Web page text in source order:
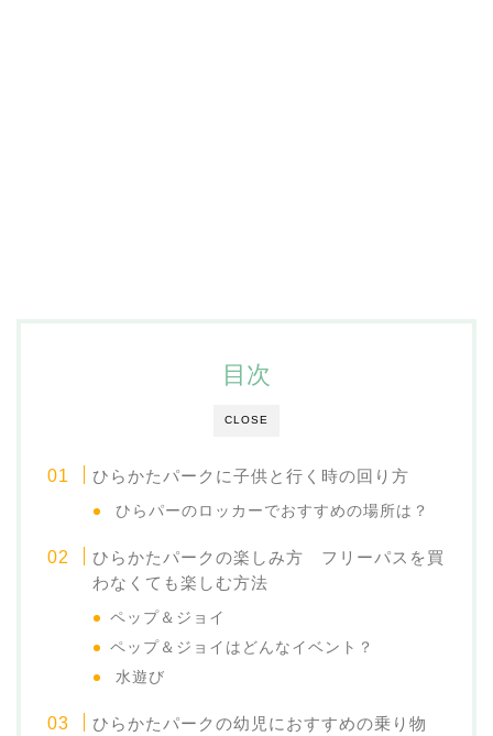
CLOSE
目次
ひらかたパークに子供と行く時の回り方
ひらパーのロッカーでおすすめの場所は？
ひらかたパークの楽しみ方 フリーパスを買
わなくても楽しむ方法
ペップ＆ジョイ
ペップ＆ジョイはどんなイベント？
水遊び
ひらかたパークの幼児におすすめの乗り物